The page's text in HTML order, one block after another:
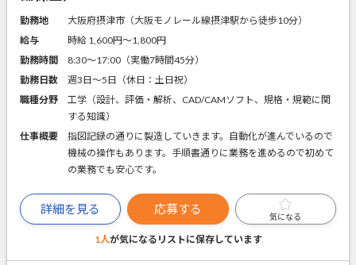
勤務地
大阪府摂津市（大阪モノレール線摂津駅から徒歩10分）
給与
時給 1,600円〜1,800円
勤務時間
8:30～17:00（実働7時間45分）
勤務日数
週3日～5日（休日：土日祝）
職種分野
工学（設計、評価・解析、CAD/CAMソフト、規格・規範に関
する知識）
仕事概要
指図記録の通りに製造していきます。自動化が進んでいるので
機械の操作もあります。手順書通りに業務を進めるので初めて
の業務でも安心です。
詳細を見る 応募する
気になる
1人が気になるリストに保存しています